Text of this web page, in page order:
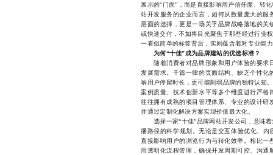
展示的“门面”，而是直接影响用户信任度、转
站开发服务的企业而言，如何从数量庞大的
层面的选择，更是一场关乎品牌战略落地的
或快速交付，不如将目光聚焦于那些经过行业
一看似简单的标签背后，实则蕴含着对专业能
为何“十佳”成为品牌建站的优选标准？
随着消费者对品牌形象和用户体验的要求
发展需求。千篇一律的页面结构、缺乏个性
响用户停留时长，更可能削弱品牌的独特认知
案例质量、技术创新水平等多个维度进行严
往往拥有成熟的项目管理体系、专业的设计
并通过定制化解决方案实现价值最大化。
选择一家“十佳”品牌网站开发公司，意味着
播路径的科学规划。无论是交互体验优化、内
直接影响用户的浏览行为与转化效率。相比
用透明化流程管理，确保开发周期可控、沟